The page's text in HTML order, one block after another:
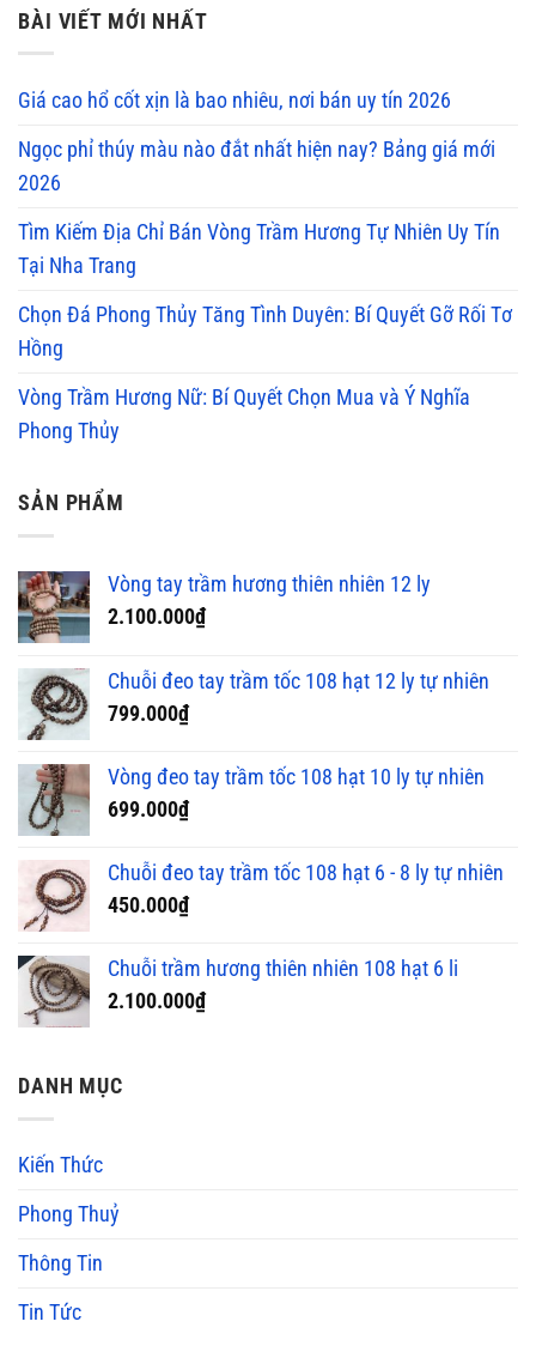
BÀI VIẾT MỚI NHẤT
Giá cao hổ cốt xịn là bao nhiêu, nơi bán uy tín 2026
Ngọc phỉ thúy màu nào đắt nhất hiện nay? Bảng giá mới
2026
Tìm Kiếm Địa Chỉ Bán Vòng Trầm Hương Tự Nhiên Uy Tín
Tại Nha Trang
Chọn Đá Phong Thủy Tăng Tình Duyên: Bí Quyết Gỡ Rối Tơ
Hồng
Vòng Trầm Hương Nữ: Bí Quyết Chọn Mua và Ý Nghĩa
Phong Thủy
SẢN PHẨM
Vòng tay trầm hương thiên nhiên 12 ly
2.100.000₫
Chuỗi đeo tay trầm tốc 108 hạt 12 ly tự nhiên
799.000₫
Vòng đeo tay trầm tốc 108 hạt 10 ly tự nhiên
699.000₫
Chuỗi đeo tay trầm tốc 108 hạt 6 - 8 ly tự nhiên
450.000₫
Chuỗi trầm hương thiên nhiên 108 hạt 6 li
2.100.000₫
DANH MỤC
Kiến Thức
Phong Thuỷ
Thông Tin
Tin Tức